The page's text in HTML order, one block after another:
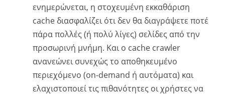
ενημερώνεται, η στοχευμένη εκκαθάριση
cache διασφαλίζει ότι δεν θα διαγράψετε ποτέ
πάρα πολλές (ή πολύ λίγες) σελίδες από την
προσωρινή μνήμη. Και ο cache crawler
ανανεώνει συνεχώς το αποθηκευμένο
περιεχόμενο (on-demand ή αυτόματα) και
ελαχιστοποιεί τις πιθανότητες οι χρήστες να